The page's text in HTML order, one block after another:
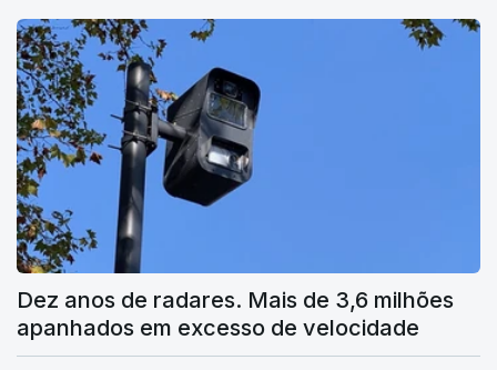
Dez anos de radares. Mais de 3,6 milhões
apanhados em excesso de velocidade